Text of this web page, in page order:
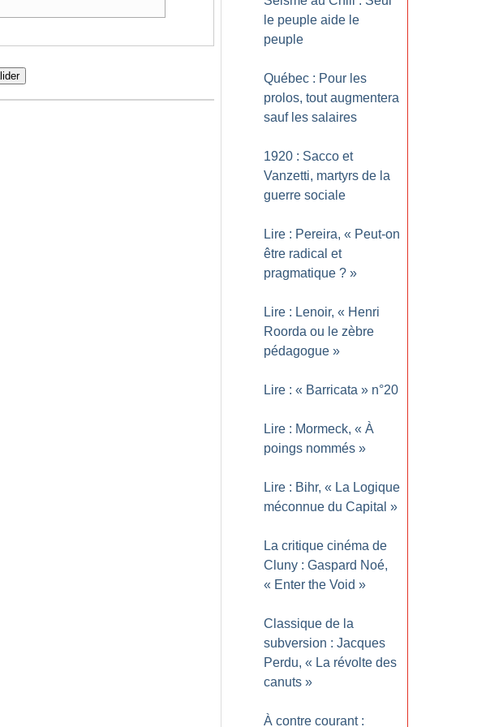
le peuple aide le
peuple
Québec : Pour les
prolos, tout augmentera
sauf les salaires
1920 : Sacco et
Vanzetti, martyrs de la
guerre sociale
Lire : Pereira, « Peut-on
être radical et
pragmatique ? »
Lire : Lenoir, « Henri
Roorda ou le zèbre
pédagogue »
Lire : « Barricata » n°20
Lire : Mormeck, « À
poings nommés »
Lire : Bihr, « La Logique
méconnue du Capital »
La critique cinéma de
Cluny : Gaspard Noé,
« Enter the Void »
Classique de la
subversion : Jacques
Perdu, « La révolte des
canuts »
À contre courant :